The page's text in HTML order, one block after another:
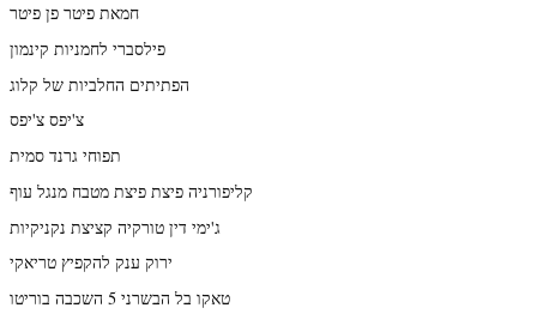
חמאת פיטר פן פיטר
פילסברי לחמניות קינמון
הפתיתים החלביות של קלוג
צ'יפס צ'יפס
תפוחי גרנד סמית
קליפורניה פיצת פיצת מטבח מנגל עוף
ג'ימי דין טורקיה קציצת נקניקיות
ירוק ענק להקפיץ טריאקי
טאקו בל הבשרני 5 השכבה בוריטו